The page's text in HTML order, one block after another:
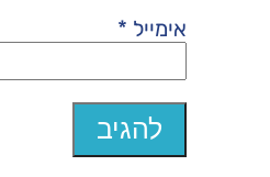
אימייל *